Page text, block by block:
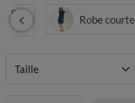
Robe courte
Taille